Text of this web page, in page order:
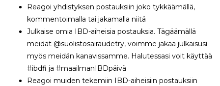
Reagoi yhdistyksen postauksiin joko tykkäämällä,
kommentoimalla tai jakamalla niitä
Julkaise omia IBD-aiheisia postauksia. Tägäämällä
meidät @suolistosairaudetry, voimme jakaa julkaisusi
myös meidän kanavissamme. Halutessasi voit käyttää
#ibdfi ja #maailmanIBDpäivä
Reagoi muiden tekemiin IBD-aiheisiin postauksiin